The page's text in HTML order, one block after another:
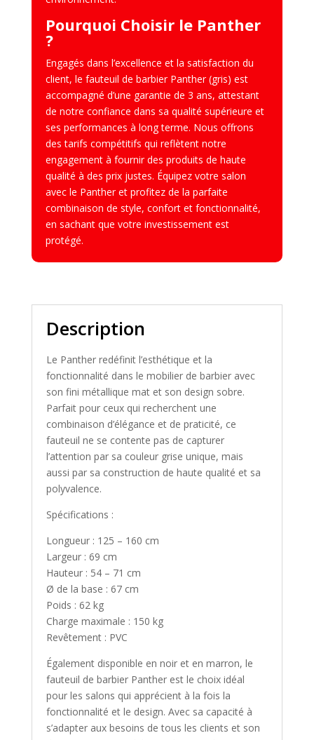
Pourquoi Choisir le Panther
?
Engagés dans l’excellence et la satisfaction du
client, le fauteuil de barbier Panther (gris) est
accompagné d’une garantie de 3 ans, attestant
de notre confiance dans sa qualité supérieure et
ses performances à long terme. Nous offrons
des tarifs compétitifs qui reflètent notre
engagement à fournir des produits de haute
qualité à des prix justes. Équipez votre salon
avec le Panther et profitez de la parfaite
combinaison de style, confort et fonctionnalité,
en sachant que votre investissement est
protégé.
Description
Le Panther redéfinit l’esthétique et la
fonctionnalité dans le mobilier de barbier avec
son fini métallique mat et son design sobre.
Parfait pour ceux qui recherchent une
combinaison d’élégance et de praticité, ce
fauteuil ne se contente pas de capturer
l’attention par sa couleur grise unique, mais
aussi par sa construction de haute qualité et sa
polyvalence.
Spécifications :
Longueur : 125 – 160 cm
Largeur : 69 cm
Hauteur : 54 – 71 cm
Ø de la base : 67 cm
Poids : 62 kg
Charge maximale : 150 kg
Revêtement : PVC
Également disponible en noir et en marron, le
fauteuil de barbier Panther est le choix idéal
pour les salons qui apprécient à la fois la
fonctionnalité et le design. Avec sa capacité à
s’adapter aux besoins de tous les clients et son